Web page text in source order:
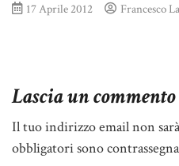
17 Aprile 2012 Francesco
Lascia un commento
Il tuo indirizzo email non
obbligatori sono